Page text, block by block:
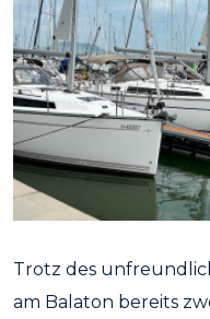
Trotz des
am Balaton bereits